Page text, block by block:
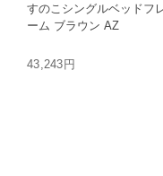
すのこシングルベッドフ
ーム ブラウン AZ
43,243円